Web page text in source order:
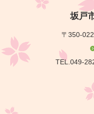
坂戸
〒350-
TEL.049-